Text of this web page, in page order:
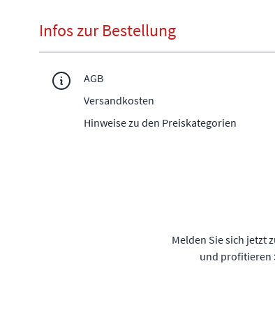
Infos zur Bestellung
AGB
Versandkosten
Hinweise zu den Preiskategorien
Melden Sie sich jetzt
und profitieren